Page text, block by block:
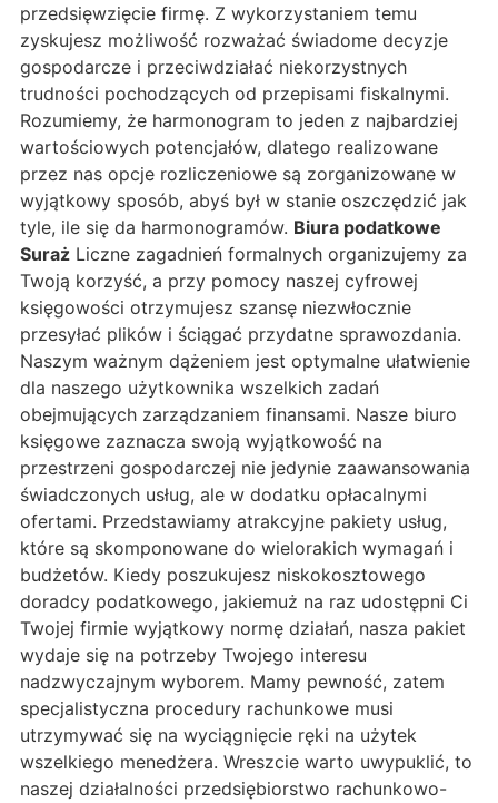
przedsięwzięcie firmę. Z wykorzystaniem temu
zyskujesz możliwość rozważać świadome decyzje
gospodarcze i przeciwdziałać niekorzystnych
trudności pochodzących od przepisami fiskalnymi.
Rozumiemy, że harmonogram to jeden z najbardziej
wartościowych potencjałów, dlatego realizowane
przez nas opcje rozliczeniowe są zorganizowane w
wyjątkowy sposób, abyś był w stanie oszczędzić jak
tyle, ile się da harmonogramów. Biura podatkowe
Suraż Liczne zagadnień formalnych organizujemy za
Twoją korzyść, a przy pomocy naszej cyfrowej
księgowości otrzymujesz szansę niezwłocznie
przesyłać plików i ściągać przydatne sprawozdania.
Naszym ważnym dążeniem jest optymalne ułatwienie
dla naszego użytkownika wszelkich zadań
obejmujących zarządzaniem finansami. Nasze biuro
księgowe zaznacza swoją wyjątkowość na
przestrzeni gospodarczej nie jedynie zaawansowania
świadczonych usług, ale w dodatku opłacalnymi
ofertami. Przedstawiamy atrakcyjne pakiety usług,
które są skomponowane do wielorakich wymagań i
budżetów. Kiedy poszukujesz niskokosztowego
doradcy podatkowego, jakiemuż na raz udostępni Ci
Twojej firmie wyjątkowy normę działań, nasza pakiet
wydaje się na potrzeby Twojego interesu
nadzwyczajnym wyborem. Mamy pewność, zatem
specjalistyczna procedury rachunkowe musi
utrzymywać się na wyciągnięcie ręki na użytek
wszelkiego menedżera. Wreszcie warto uwypuklić, to
naszej działalności przedsiębiorstwo rachunkowo-